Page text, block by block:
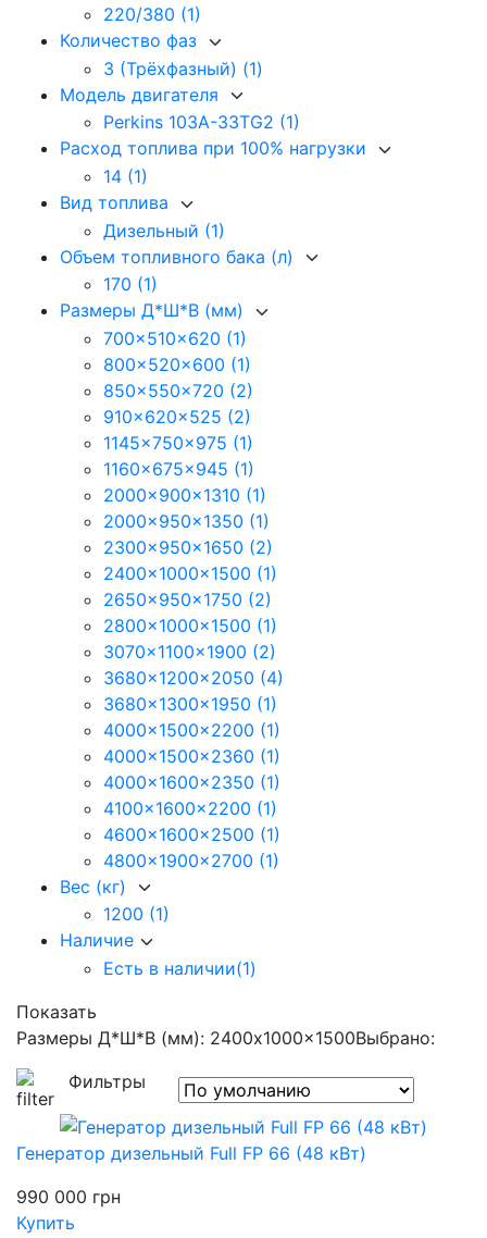
220/380 (1)
Количество фаз
3 (Трёхфазный) (1)
Модель двигателя
Perkins 103A-33TG2 (1)
Расход топлива при 100% нагрузки
14 (1)
Вид топлива
Дизельный (1)
Объем топливного бака (л)
170 (1)
Размеры Д*Ш*В (мм)
700x510x620 (1)
800x520x600 (1)
850x550x720 (2)
910x620x525 (2)
1145x750x975 (1)
1160x675x945 (1)
2000x900x1310 (1)
2000x950x1350 (1)
2300x950x1650 (2)
2400x1000x1500 (1)
2650x950x1750 (2)
2800x1000x1500 (1)
3070x1100x1900 (2)
3680x1200x2050 (4)
3680x1300x1950 (1)
4000x1500x2200 (1)
4000x1500x2360 (1)
4000x1600x2350 (1)
4100x1600x2200 (1)
4600x1600x2500 (1)
4800x1900x2700 (1)
Вес (кг)
1200 (1)
Наличие
Есть в наличии(1)
Показать
Размеры Д*Ш*В (мм): 2400x1000x1500Выбрано:
Фильтры
Генератор дизельный Full FP 66 (48 кВт)
990 000 грн
Купить